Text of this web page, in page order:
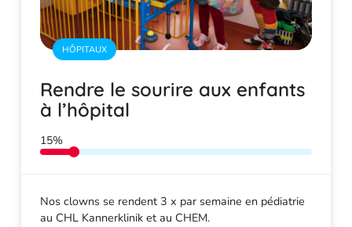
HÔPITAUX
Rendre le sourire aux enfants
à l’hôpital
Nos clowns se rendent 3 x par semaine en pédiatrie
au CHL Kannerklinik et au CHEM.
15%